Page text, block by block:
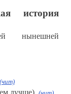
история
нынешней
(чит)